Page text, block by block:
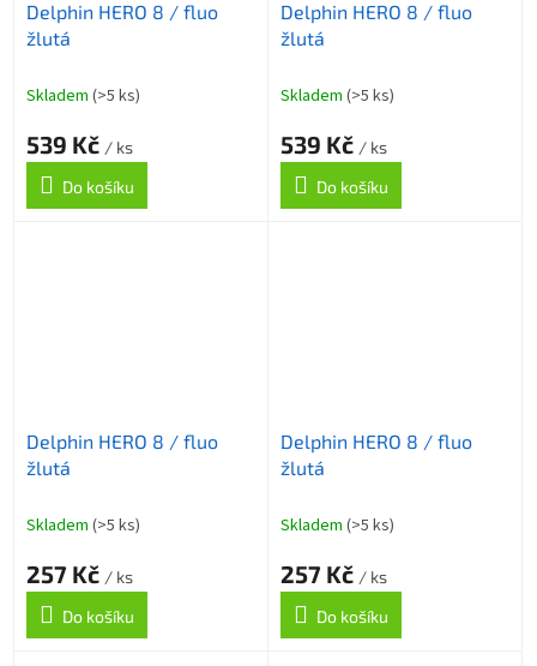
Delphin HERO 8 / fluo
žlutá
Skladem (>5 ks)
539 Kč / ks
Do košíku
Delphin HERO 8 / fluo
žlutá
Skladem (>5 ks)
539 Kč / ks
Do košíku
Delphin HERO 8 / fluo
žlutá
Skladem (>5 ks)
257 Kč / ks
Do košíku
Delphin HERO 8 / fluo
žlutá
Skladem (>5 ks)
257 Kč / ks
Do košíku